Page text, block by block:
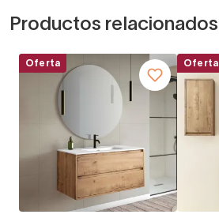
Productos relacionados
Oferta Oferta